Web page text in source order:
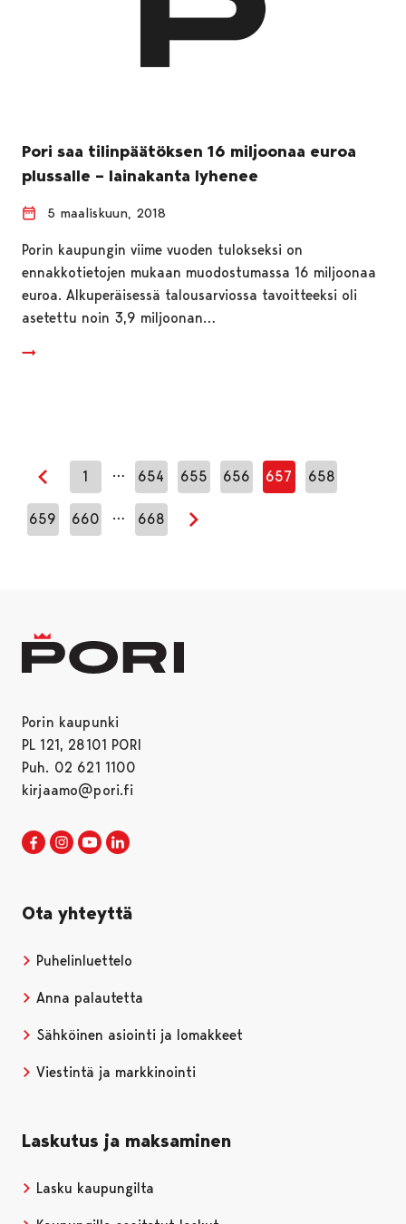
Pori saa tilinpäätöksen 16 miljoonaa euroa
plussalle – lainakanta lyhenee
5 maaliskuun, 2018
Porin kaupungin viime vuoden tulokseksi on
ennakkotietojen mukaan muodostumassa 16 miljoonaa
euroa. Alkuperäisessä talousarviossa tavoitteeksi oli
asetettu noin 3,9 miljoonan…
Edellinen sivu
1 … 654 655 656 657 658
659 660 … 668
Seuraava sivu
Porin kaupunki
PL 121, 28101 PORI
Puh. 02 621 1100
kirjaamo@pori.fi
Porin kaupunki Facebookissa
Avautuu uudessa välilehdessä
Porin kaupunki Instagramissa
Avautuu uudessa välilehdessä
Porin kaupunki Youtubessa
Avautuu uudessa välilehdessä
Ota yhteyttä
Puhelinluettelo
Anna palautetta
Sähköinen asiointi ja lomakkeet
Viestintä ja markkinointi
Laskutus ja maksaminen
Lasku kaupungilta